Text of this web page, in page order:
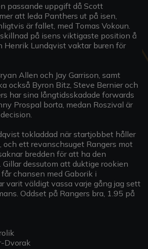
passande uppgift då Scott
att leda Panthers ut på isen,
är fallet, med Tomas Vokoun.
på isens viktigaste position å
Henrik Lundqvist vaktar buren för
Allen och Jay Garrison, samt
också Byron Bitz, Steve Bernier och
har sina långtidsskadade forwards
Prospal borta, medan Roszival är
tokladdad när startjobbet håller
ett revanschsuget Rangers mot
bredden för att ha den
dessutom att duktige rookien
chansen med Gaborik i
varit väldigt vassa varje gång jag sett
Oddset på Rangers bra, 1.95 på
Dvorak